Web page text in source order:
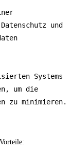
und
Systems
um die
zu minimieren.